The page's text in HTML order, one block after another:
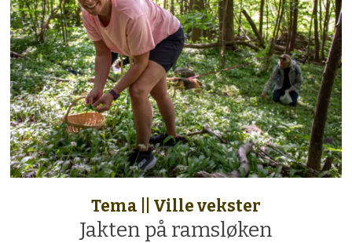
Tema || Ville vekster
Jakten på ramsløken